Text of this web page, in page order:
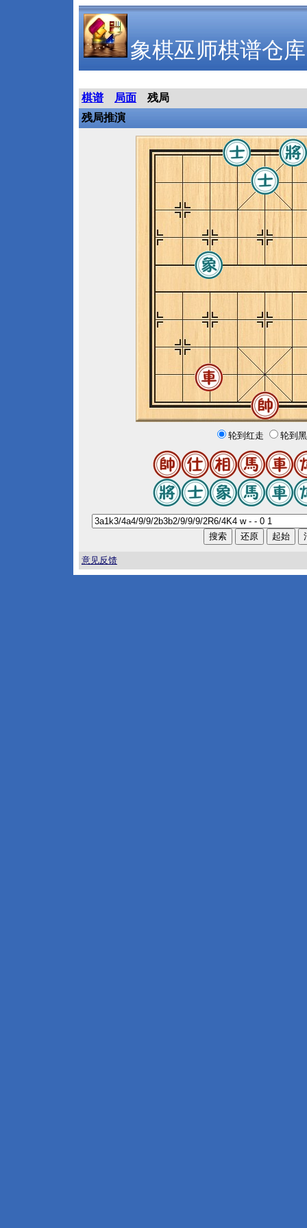
象棋巫师棋谱仓库
棋谱 局面
残局
残局推演
轮到红走 轮到
意见反馈